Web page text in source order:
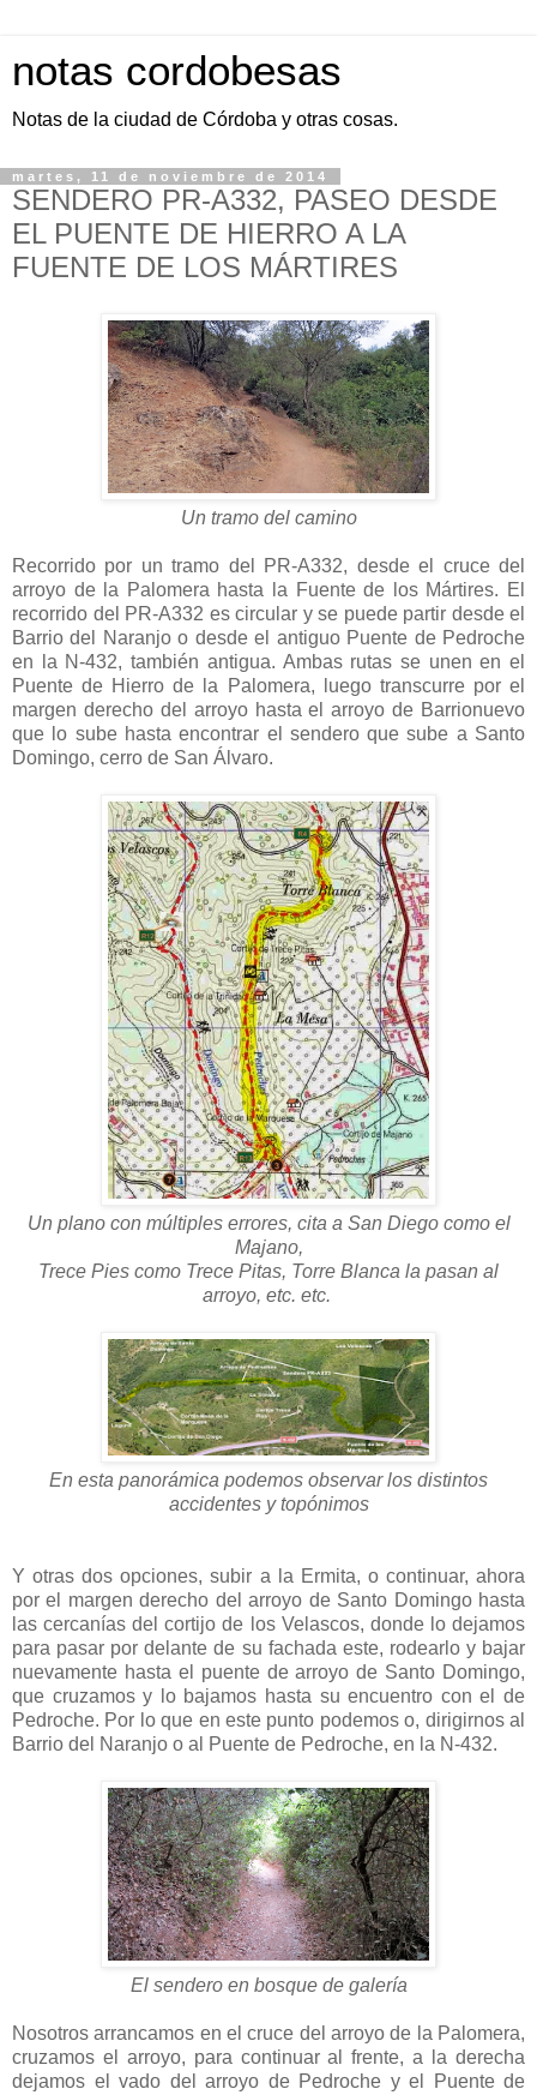
notas cordobesas
Notas de la ciudad de Córdoba y otras cosas.
martes, 11 de noviembre de 2014
SENDERO PR-A332, PASEO DESDE
EL PUENTE DE HIERRO A LA
FUENTE DE LOS MÁRTIRES
Un tramo del camino
Recorrido por un tramo del PR-A332, desde el cruce del
arroyo de la Palomera hasta la Fuente de los Mártires. El
recorrido del PR-A332 es circular y se puede partir desde el
Barrio del Naranjo o desde el antiguo Puente de Pedroche
en la N-432, también antigua. Ambas rutas se unen en el
Puente de Hierro de la Palomera, luego transcurre por el
margen derecho del arroyo hasta el arroyo de Barrionuevo
que lo sube hasta encontrar el sendero que sube a Santo
Domingo, cerro de San Álvaro.
Un plano con múltiples errores, cita a San Diego como el
Majano,
Trece Pies como Trece Pitas, Torre Blanca la pasan al
arroyo, etc. etc.
En esta panorámica podemos observar los distintos
accidentes y topónimos
Y otras dos opciones, subir a la Ermita, o continuar, ahora
por el margen derecho del arroyo de Santo Domingo hasta
las cercanías del cortijo de los Velascos, donde lo dejamos
para pasar por delante de su fachada este, rodearlo y bajar
nuevamente hasta el puente de arroyo de Santo Domingo,
que cruzamos y lo bajamos hasta su encuentro con el de
Pedroche. Por lo que en este punto podemos o, dirigirnos al
Barrio del Naranjo o al Puente de Pedroche, en la N-432.
El sendero en bosque de galería
Nosotros arrancamos en el cruce del arroyo de la Palomera,
cruzamos el arroyo, para continuar al frente, a la derecha
dejamos el vado del arroyo de Pedroche y el Puente de